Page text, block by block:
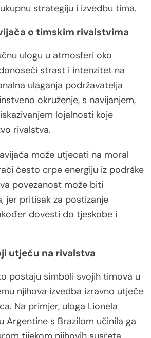
strategiju i izvedbu tima.
o timskim rivalstvima
ulogu u atmosferi oko
strast i intenzitet na
ulaganja podržavatelja
okruženje, s navijanjem,
lojalnosti koje
rivalstva.
može utjecati na moral
često crpe energiju iz podrške
povezanost može biti
jer pritisak za postizanje
dovesti do tjeskobe i
utječu na rivalstva
postaju simboli svojih timova u
njihova izvedba izravno utječe
Na primjer, uloga Lionela
Argentine s Brazilom učinila ga